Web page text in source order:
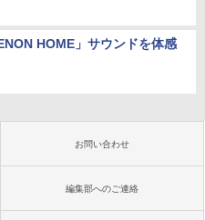
HOME」サウンドを体感
お問い合わせ
編集部へのご連絡